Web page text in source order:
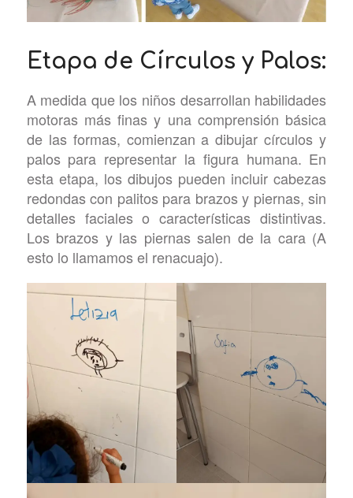
Etapa de Círculos y Palos:
A medida que los niños desarrollan habilidades
motoras más finas y una comprensión básica
de las formas, comienzan a dibujar círculos y
palos para representar la figura humana. En
esta etapa, los dibujos pueden incluir cabezas
redondas con palitos para brazos y piernas, sin
detalles faciales o características distintivas.
Los brazos y las piernas salen de la cara (A
esto lo llamamos el renacuajo).